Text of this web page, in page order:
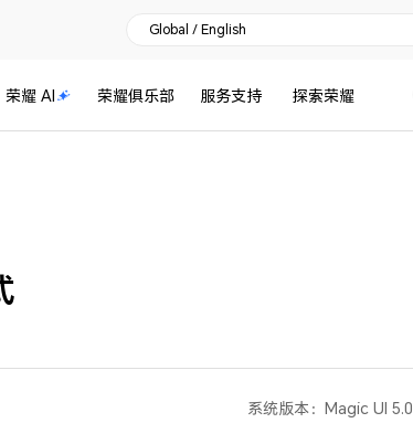
Global / English
荣耀 AI 荣耀俱乐部 服务支持 探索荣耀
系统版本：Magic UI 5.0